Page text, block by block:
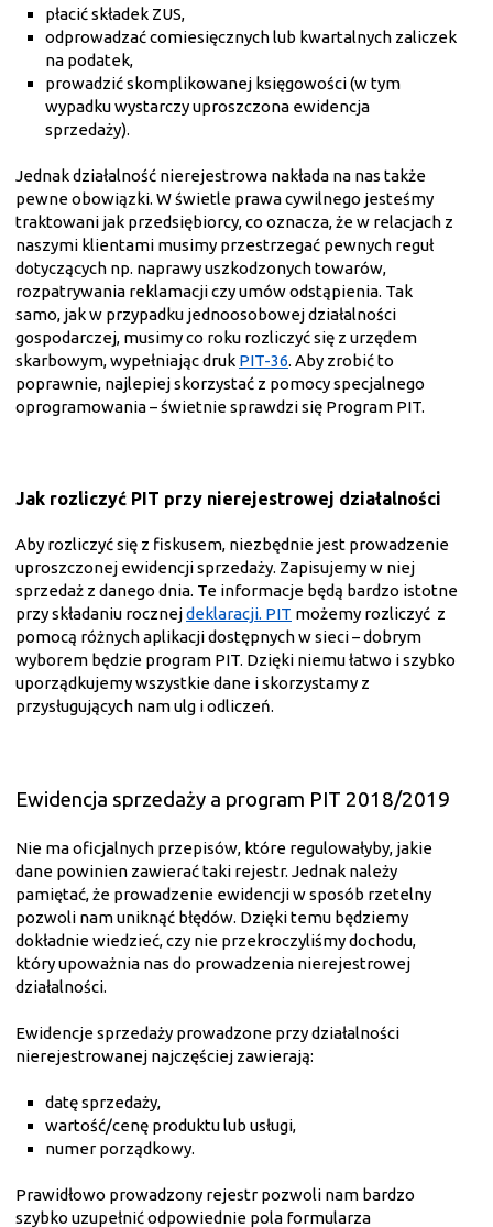
płacić składek ZUS,
odprowadzać comiesięcznych lub kwartalnych zaliczek
na podatek,
prowadzić skomplikowanej księgowości (w tym
wypadku wystarczy uproszczona ewidencja
sprzedaży).
Jednak działalność nierejestrowa nakłada na nas także
pewne obowiązki. W świetle prawa cywilnego jesteśmy
traktowani jak przedsiębiorcy, co oznacza, że w relacjach z
naszymi klientami musimy przestrzegać pewnych reguł
dotyczących np. naprawy uszkodzonych towarów,
rozpatrywania reklamacji czy umów odstąpienia. Tak
samo, jak w przypadku jednoosobowej działalności
gospodarczej, musimy co roku rozliczyć się z urzędem
skarbowym, wypełniając druk PIT-36. Aby zrobić to
poprawnie, najlepiej skorzystać z pomocy specjalnego
oprogramowania – świetnie sprawdzi się Program PIT.
Jak rozliczyć PIT przy nierejestrowej działalności
Aby rozliczyć się z fiskusem, niezbędnie jest prowadzenie
uproszczonej ewidencji sprzedaży. Zapisujemy w niej
sprzedaż z danego dnia. Te informacje będą bardzo istotne
przy składaniu rocznejdeklaracji. PIT możemy rozliczyć z
pomocą różnych aplikacji dostępnych w sieci – dobrym
wyborem będzie program PIT. Dzięki niemu łatwo i szybko
uporządkujemy wszystkie dane i skorzystamy z
przysługujących nam ulg i odliczeń.
Ewidencja sprzedaży a program PIT 2018/2019
Nie ma oficjalnych przepisów, które regulowałyby, jakie
dane powinien zawierać taki rejestr. Jednak należy
pamiętać, że prowadzenie ewidencji w sposób rzetelny
pozwoli nam uniknąć błędów. Dzięki temu będziemy
dokładnie wiedzieć, czy nie przekroczyliśmy dochodu,
który upoważnia nas do prowadzenia nierejestrowej
działalności.
Ewidencje sprzedaży prowadzone przy działalności
nierejestrowanej najczęściej zawierają:
datę sprzedaży,
wartość/cenę produktu lub usługi,
numer porządkowy.
Prawidłowo prowadzony rejestr pozwoli nam bardzo
szybko uzupełnić odpowiednie pola formularza